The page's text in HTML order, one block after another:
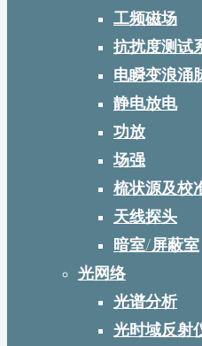
工频磁场
抗扰度测试
电瞬变浪涌
静电放电
功放
场强
梳状源及校
天线探头
暗室/屏蔽室
光网络
光谱分析
光时域反射